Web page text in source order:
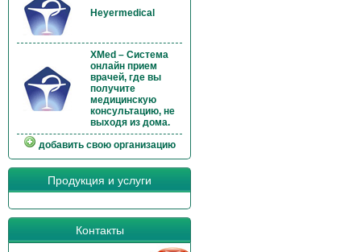
Heyermedical
XMed – Система
онлайн прием
врачей, где вы
получите
медицинскую
консультацию, не
выходя из дома.
добавить свою организацию
Продукция и услуги
Контакты